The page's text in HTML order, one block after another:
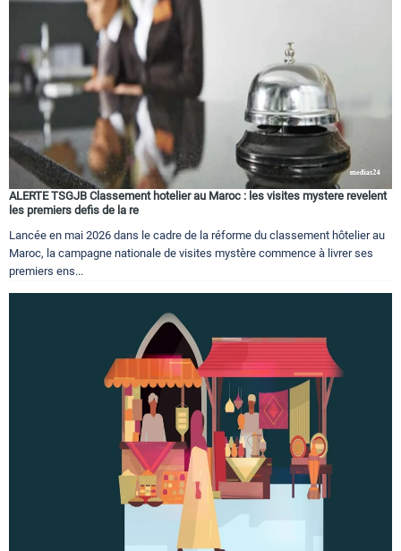
Circuits touristiques
Tourisme
Régions
Hotels
Evenements
ALERTE TSGJB Classement hotelier au Maroc : les visites mystere revelent
les premiers defis de la re
Lancée en mai 2026 dans le cadre de la réforme du classement hôtelier au
Maroc, la campagne nationale de visites mystère commence à livrer ses
premiers ens...